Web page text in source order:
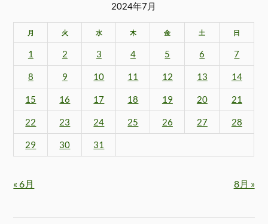
2024年7月
月 火 水 木 金 土 日
1 2 3 4 5 6 7
8 9 10 11 12 13 14
15 16 17 18 19 20 21
22 23 24 25 26 27 28
29 30 31
« 6月 8月 »